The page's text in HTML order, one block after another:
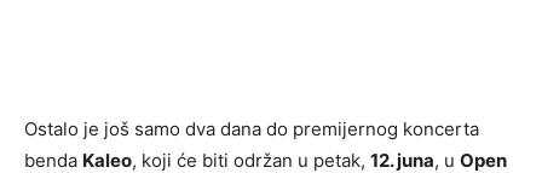
Ostalo je još samo dva dana do premijernog koncerta
benda Kaleo, koji će biti održan u petak, 12. juna, u Open